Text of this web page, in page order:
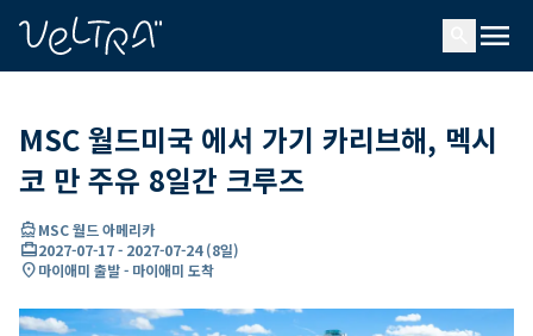
menu
MSC 월드미국 에서 가기 카리브해, 멕시
코 만 주유 8일간 크루즈
directions_boatMSC 월드 아메리카
card_travel2027-07-17- 2027-07-24(8일)
location_on마이애미 출발 - 마이애미 도착